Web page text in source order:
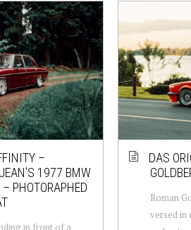
–
1977 BMW
PHOTORAPHED
in front of a
DAS
Roman
versed in